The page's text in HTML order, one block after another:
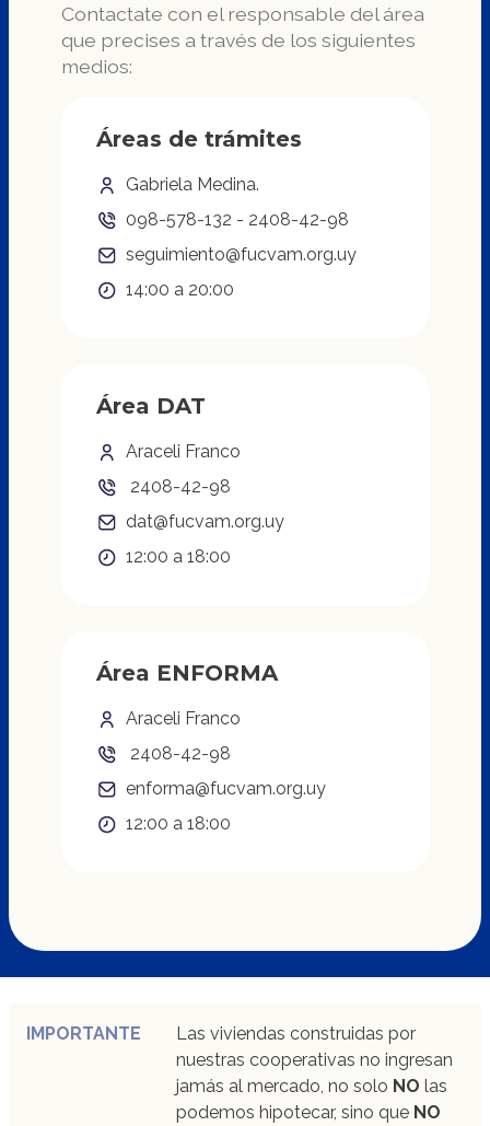
Contactate con el responsable del área
que precises a través de los siguientes
medios:
Áreas de trámites
Gabriela Medina.
098-578-132 - 2408-42-98
seguimiento@fucvam.org.uy
14:00 a 20:00
Área DAT
Araceli Franco
2408-42-98
dat@fucvam.org.uy
12:00 a 18:00
Área ENFORMA
Araceli Franco
2408-42-98
enforma@fucvam.org.uy
12:00 a 18:00
IMPORTANTE
Las viviendas construidas por
nuestras cooperativas no ingresan
jamás al mercado, no solo NO las
podemos hipotecar, sino que NO